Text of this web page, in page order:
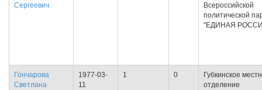
Сергеевич
Всероссийской
политической
"ЕДИНАЯ
Гончарова
Светлана
1977-03-
11
1 0
Губкинское
отделение